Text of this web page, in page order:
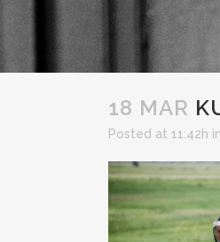
18 MAR
Posted at 11:42h in